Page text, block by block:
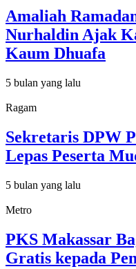
Amaliah
Nurhaldin Ajak
Kaum Dhuafa
5 bulan yang lalu
Ragam
Sekretaris DPW
Lepas Peserta
5 bulan yang lalu
Metro
PKS Makassar
Gratis kepada